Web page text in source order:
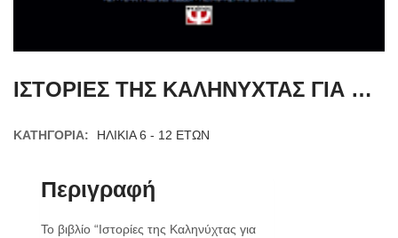
ΙΣΤΟΡΙΕΣ ΤΗΣ ΚΑΛΗΝΥΧΤΑΣ ΓΙΑ ΕΠΑΝΑΣΤΑΤΡΙΕΣ
ΚΑΤΗΓΟΡΊΑ: ΗΛΙΚΙΑ 6 - 12 ΕΤΩΝ
Περιγραφή
Το βιβλίο “Ιστορίες της Καληνύχτας για